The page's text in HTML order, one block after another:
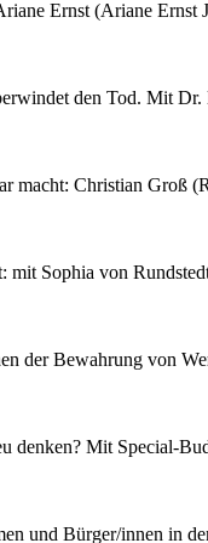
Ernst (Ariane Ernst
den Tod. Mit Dr.
macht: Christian Groß
mit Sophia von
der Bewahrung von
denken? Mit Special-
und Bürger/innen in